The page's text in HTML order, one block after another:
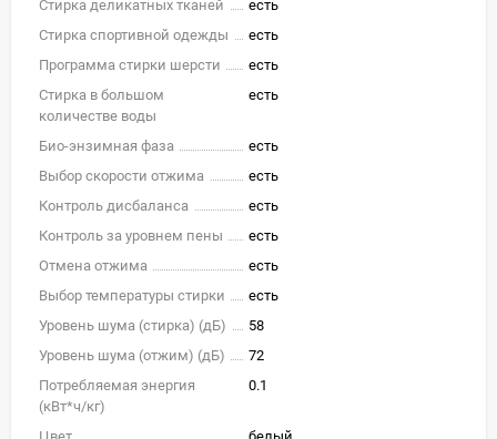
Стирка деликатных тканей
есть
Стирка спортивной одежды
есть
Программа стирки шерсти
есть
Стирка в большом
количестве воды
есть
Био-энзимная фаза
есть
Выбор скорости отжима
есть
Контроль дисбаланса
есть
Контроль за уровнем пены
есть
Отмена отжима
есть
Выбор температуры стирки
есть
Уровень шума (стирка) (дБ)
58
Уровень шума (отжим) (дБ)
72
Потребляемая энергия
(кВт*ч/кг)
0.1